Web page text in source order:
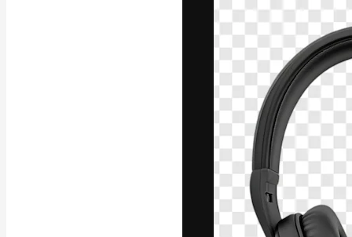
La plateforme
vos meilleurs
d’abonnés :
studios.
Français